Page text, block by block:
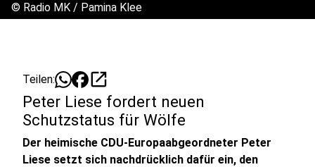
© Radio MK / Pamina Klee
Teilen: open_in_new
Peter Liese fordert neuen
Schutzstatus für Wölfe
Der heimische CDU-Europaabgeordneter Peter
Liese setzt sich nachdrücklich dafür ein, den